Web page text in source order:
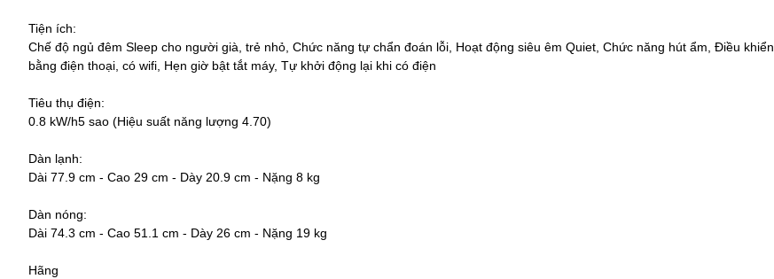
Tiện ích:
Chế độ ngủ đêm Sleep cho người già, trẻ nhỏ, Chức năng tự chẩn đoán lỗi, Hoạt động siêu êm Quiet, Chức năng hút ẩm, Điều khiển
bằng điện thoại, có wifi, Hẹn giờ bật tắt máy, Tự khởi động lại khi có điện
Tiêu thụ điện:
0.8 kW/h5 sao (Hiệu suất năng lượng 4.70)
Dàn lạnh:
Dài 77.9 cm - Cao 29 cm - Dày 20.9 cm - Nặng 8 kg
Dàn nóng:
Dài 74.3 cm - Cao 51.1 cm - Dày 26 cm - Nặng 19 kg
Hãng